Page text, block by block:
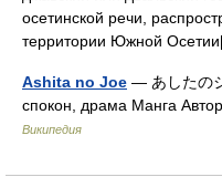
осетинской речи,
территории Южной
Ashita no Joe — あしたの
спокон, драма Манга
Википедия